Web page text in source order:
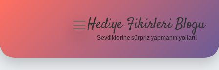
menüyüHediye Fikirleri Blogu
Sevdiklerine sürpriz yapmanın yolları!